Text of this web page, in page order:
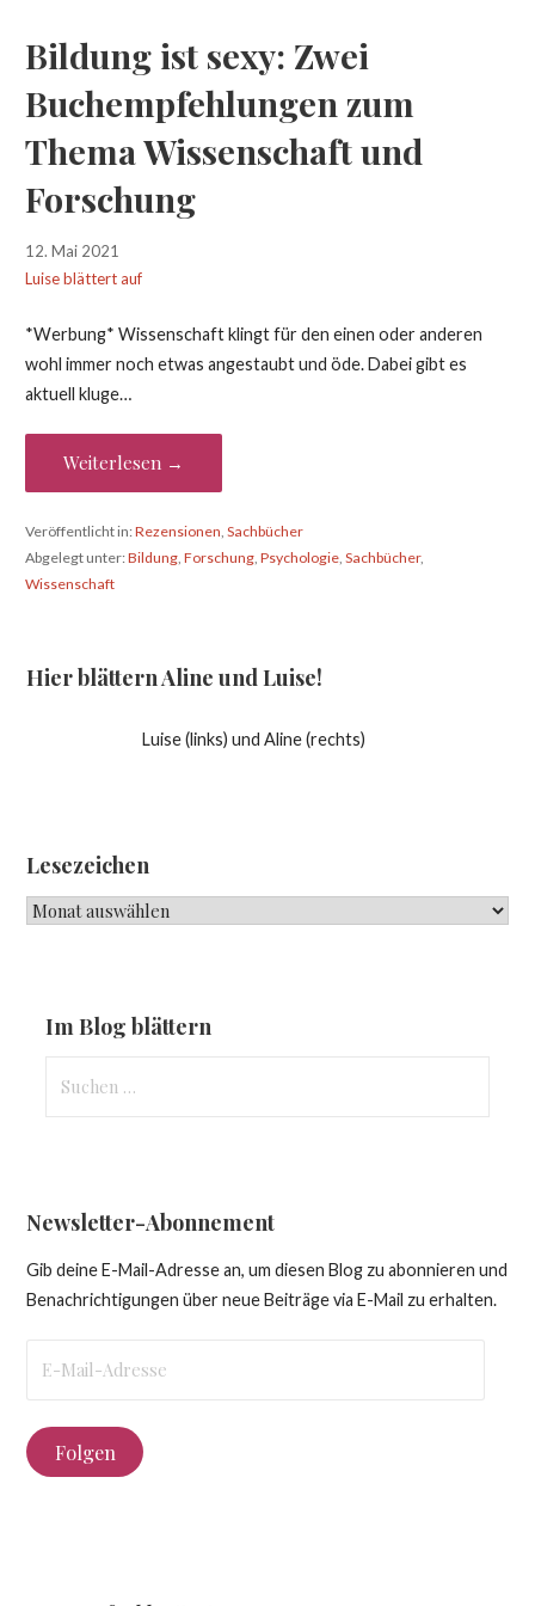
Bildung ist sexy: Zwei
Buchempfehlungen zum
Thema Wissenschaft und
Forschung
12. Mai 2021
Luise blättert auf
*Werbung* Wissenschaft klingt für den einen oder anderen
wohl immer noch etwas angestaubt und öde. Dabei gibt es
aktuell kluge…
Weiterlesen →
Veröffentlicht in:Rezensionen Sachbücher
Abgelegt unter:Bildung, Forschung, Psychologie, Sachbücher,
Wissenschaft
Hier blättern Aline und Luise!
Luise (links) und Aline (rechts)
Lesezeichen
Lesezeichen
Im Blog blättern
nach:
Newsletter-Abonnement
Gib deine E-Mail-Adresse an, um diesen Blog zu abonnieren und
Benachrichtigungen über neue Beiträge via E-Mail zu erhalten.
Mail-
Folgen